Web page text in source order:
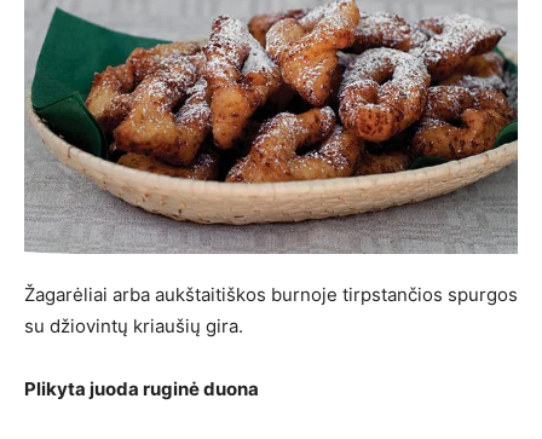
Žagarėliai arba aukštaitiškos burnoje tirpstančios spurgos
su džiovintų kriaušių gira.
Plikyta juoda ruginė duona